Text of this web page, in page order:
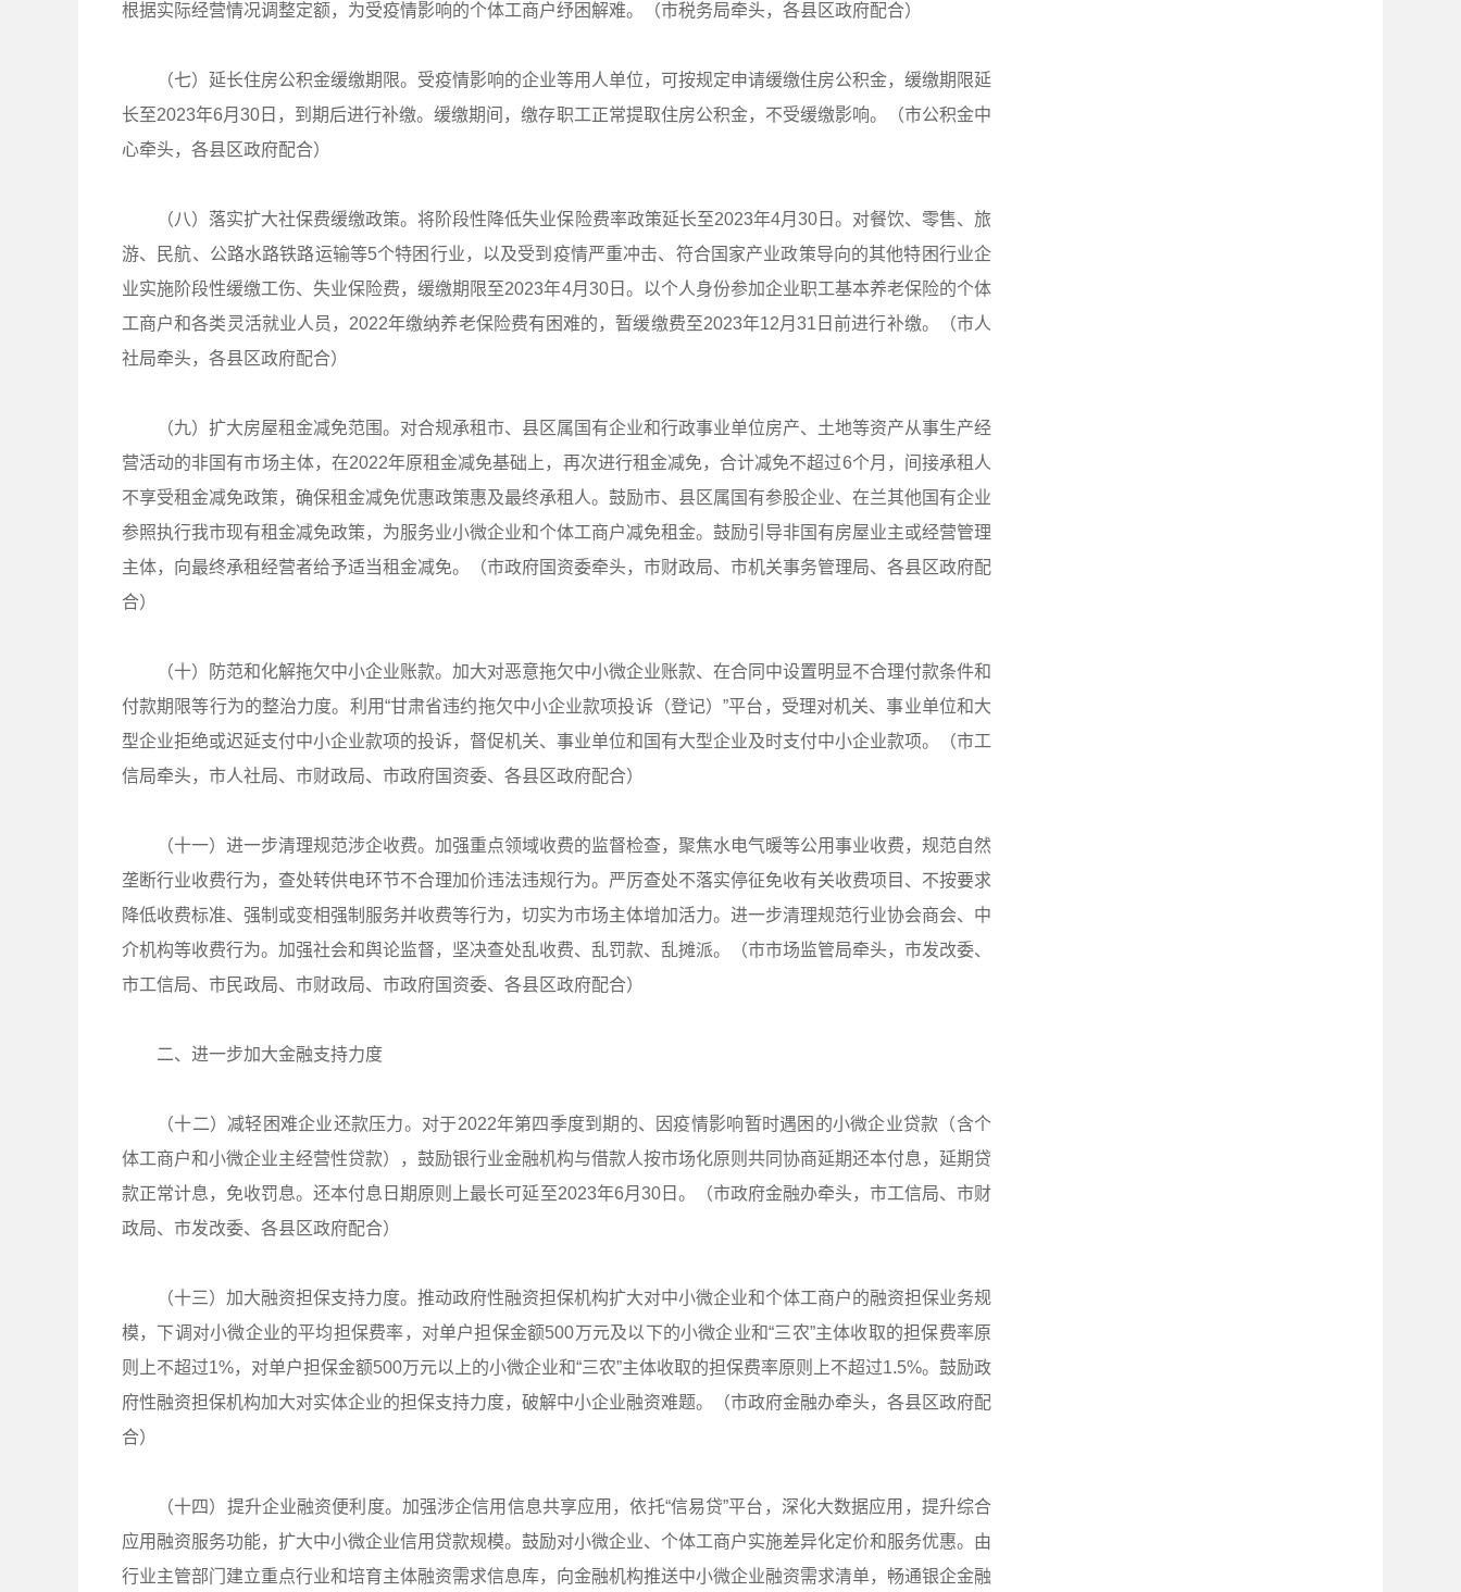
根据实际经营情况调整定额，为受疫情影响的个体工商户纾困解难。（市税务局牵头，各县区政府配合）
（七）延长住房公积金缓缴期限。受疫情影响的企业等用人单位，可按规定申请缓缴住房公积金，缓缴期限延
长至2023年6月30日，到期后进行补缴。缓缴期间，缴存职工正常提取住房公积金，不受缓缴影响。（市公积金中
心牵头，各县区政府配合）
（八）落实扩大社保费缓缴政策。将阶段性降低失业保险费率政策延长至2023年4月30日。对餐饮、零售、旅
游、民航、公路水路铁路运输等5个特困行业，以及受到疫情严重冲击、符合国家产业政策导向的其他特困行业企
业实施阶段性缓缴工伤、失业保险费，缓缴期限至2023年4月30日。以个人身份参加企业职工基本养老保险的个体
工商户和各类灵活就业人员，2022年缴纳养老保险费有困难的，暂缓缴费至2023年12月31日前进行补缴。（市人
社局牵头，各县区政府配合）
（九）扩大房屋租金减免范围。对合规承租市、县区属国有企业和行政事业单位房产、土地等资产从事生产经
营活动的非国有市场主体，在2022年原租金减免基础上，再次进行租金减免，合计减免不超过6个月，间接承租人
不享受租金减免政策，确保租金减免优惠政策惠及最终承租人。鼓励市、县区属国有参股企业、在兰其他国有企业
参照执行我市现有租金减免政策，为服务业小微企业和个体工商户减免租金。鼓励引导非国有房屋业主或经营管理
主体，向最终承租经营者给予适当租金减免。（市政府国资委牵头，市财政局、市机关事务管理局、各县区政府配
合）
（十）防范和化解拖欠中小企业账款。加大对恶意拖欠中小微企业账款、在合同中设置明显不合理付款条件和
付款期限等行为的整治力度。利用“甘肃省违约拖欠中小企业款项投诉（登记）”平台，受理对机关、事业单位和大
型企业拒绝或迟延支付中小企业款项的投诉，督促机关、事业单位和国有大型企业及时支付中小企业款项。（市工
信局牵头，市人社局、市财政局、市政府国资委、各县区政府配合）
（十一）进一步清理规范涉企收费。加强重点领域收费的监督检查，聚焦水电气暖等公用事业收费，规范自然
垄断行业收费行为，查处转供电环节不合理加价违法违规行为。严厉查处不落实停征免收有关收费项目、不按要求
降低收费标准、强制或变相强制服务并收费等行为，切实为市场主体增加活力。进一步清理规范行业协会商会、中
介机构等收费行为。加强社会和舆论监督，坚决查处乱收费、乱罚款、乱摊派。（市市场监管局牵头，市发改委、
市工信局、市民政局、市财政局、市政府国资委、各县区政府配合）
二、进一步加大金融支持力度
（十二）减轻困难企业还款压力。对于2022年第四季度到期的、因疫情影响暂时遇困的小微企业贷款（含个
体工商户和小微企业主经营性贷款），鼓励银行业金融机构与借款人按市场化原则共同协商延期还本付息，延期贷
款正常计息，免收罚息。还本付息日期原则上最长可延至2023年6月30日。（市政府金融办牵头，市工信局、市财
政局、市发改委、各县区政府配合）
（十三）加大融资担保支持力度。推动政府性融资担保机构扩大对中小微企业和个体工商户的融资担保业务规
模，下调对小微企业的平均担保费率，对单户担保金额500万元及以下的小微企业和“三农”主体收取的担保费率原
则上不超过1%，对单户担保金额500万元以上的小微企业和“三农”主体收取的担保费率原则上不超过1.5%。鼓励政
府性融资担保机构加大对实体企业的担保支持力度，破解中小企业融资难题。（市政府金融办牵头，各县区政府配
合）
（十四）提升企业融资便利度。加强涉企信用信息共享应用，依托“信易贷”平台，深化大数据应用，提升综合
应用融资服务功能，扩大中小微企业信用贷款规模。鼓励对小微企业、个体工商户实施差异化定价和服务优惠。由
行业主管部门建立重点行业和培育主体融资需求信息库，向金融机构推送中小微企业融资需求清单，畅通银企金融